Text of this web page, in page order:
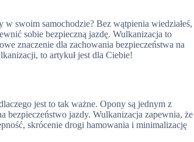
swoim samochodzie? Bez wątpienia wiedziałeś,
sobie bezpieczną jazdę. Wulkanizacja to
znaczenie dla zachowania bezpieczeństwa na
to artykuł jest dla Ciebie!
jest to tak ważne. Opony są jednym z
bezpieczeństwo jazdy. Wulkanizacja zapewnia, że
skrócenie drogi hamowania i minimalizację